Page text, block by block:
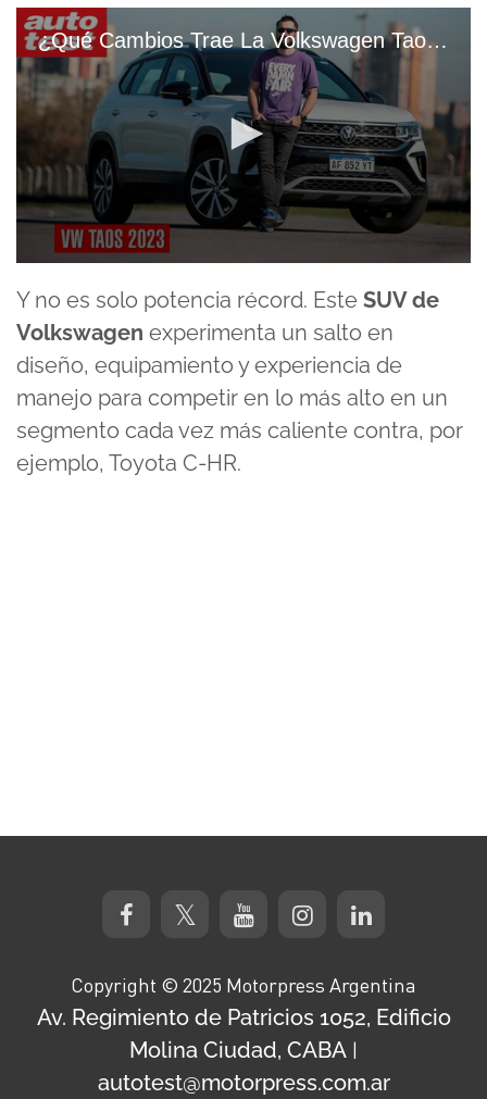
¿Qué Cambios Trae La Volkswagen Taos 2023
seconds
of
4
minutes,
16
seconds
Y no es solo potencia récord. Este SUV de
Volkswagen experimenta un salto en
diseño, equipamiento y experiencia de
manejo para competir en lo más alto en un
segmento cada vez más caliente contra, por
ejemplo, Toyota C-HR.
Copyright © 2025 Motorpress Argentina
Av. Regimiento de Patricios 1052, Edificio
Molina Ciudad, CABA |
autotest@motorpress.com.ar